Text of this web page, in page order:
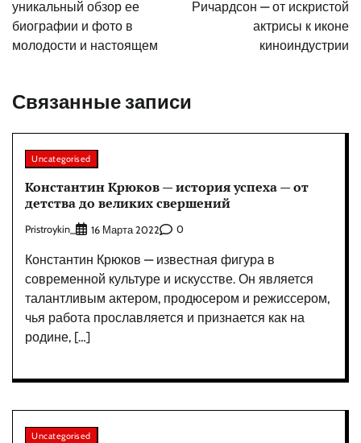
записям
уникальный обзор ее
биографии и фото в
молодости и настоящем
Ричардсон — от искристой
актрисы к иконе
киноиндустрии
Связанные записи
Uncategorised
Константин Крюков — история успеха — от
детства до великих свершений
Pristroykin_ 16 Марта 2022 0
Константин Крюков — известная фигура в
современной культуре и искусстве. Он является
талантливым актером, продюсером и режиссером,
чья работа прославляется и признается как на
родине, […]
Uncategorised